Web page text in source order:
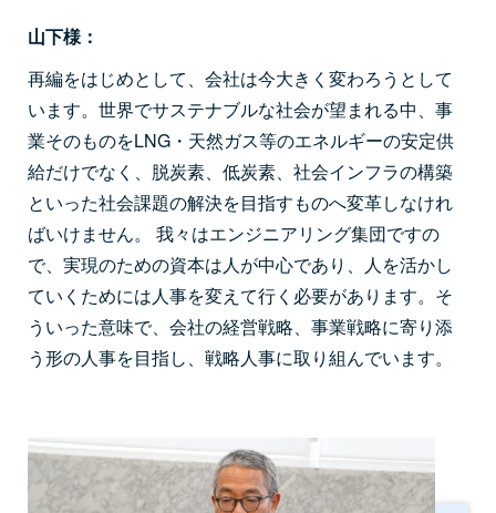
山下様：
再編をはじめとして、会社は今大きく変わろうとして
います。世界でサステナブルな社会が望まれる中、事
業そのものをLNG・天然ガス等のエネルギーの安定供
給だけでなく、脱炭素、低炭素、社会インフラの構築
といった社会課題の解決を目指すものへ変革しなけれ
ばいけません。 我々はエンジニアリング集団ですの
で、実現のための資本は人が中心であり、人を活かし
ていくためには人事を変えて行く必要があります。そ
ういった意味で、会社の経営戦略、事業戦略に寄り添
う形の人事を目指し、戦略人事に取り組んでいます。